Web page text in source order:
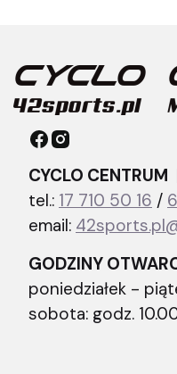
CYCLO CENTRUM
tel.: 17 710 50 16 /
email:
GODZINY
poniedziałek -
sobota: godz.